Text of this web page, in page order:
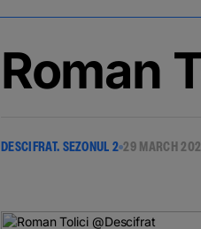
Roman
DESCIFRAT. SEZONUL 2 29 MARCH